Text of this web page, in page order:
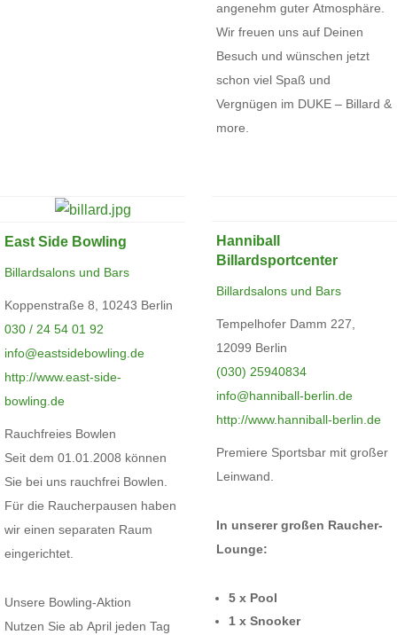
angenehm guter Atmosphäre.
Wir freuen uns auf Deinen
Besuch und wünschen jetzt
schon viel Spaß und
Vergnügen im DUKE – Billard &
more.
East Side Bowling
Billardsalons und Bars
Koppenstraße 8, 10243 Berlin
030 / 24 54 01 92
info@eastsidebowling.de
http://www.east-side-
bowling.de
Rauchfreies Bowlen
Seit dem 01.01.2008 können
Sie bei uns rauchfrei Bowlen.
Für die Raucherpausen haben
wir einen separaten Raum
eingerichtet.
Unsere Bowling-Aktion
Nutzen Sie ab April jeden Tag
Hanniball
Billardsportcenter
Billardsalons und Bars
Tempelhofer Damm 227,
12099 Berlin
(030) 25940834
info@hanniball-berlin.de
http://www.hanniball-berlin.de
Premiere Sportsbar mit großer
Leinwand.
In unserer großen Raucher-
Lounge:
5 x Pool
1 x Snooker